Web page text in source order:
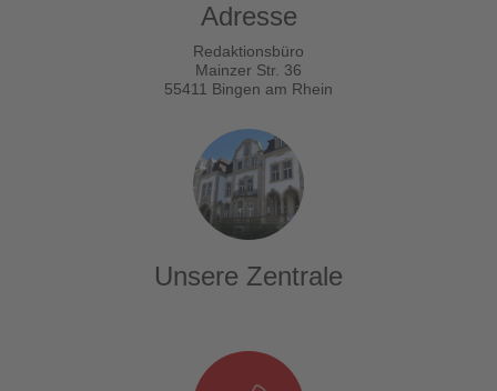
Adresse
Redaktionsbüro
Mainzer Str. 36
55411 Bingen am Rhein
Unsere Zentrale